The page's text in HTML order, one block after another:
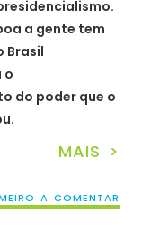
a gente tem
Brasil
o
do poder que o
MAIS >
A COMENTAR